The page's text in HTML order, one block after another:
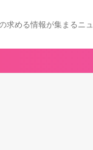
求める情報が集まるニ